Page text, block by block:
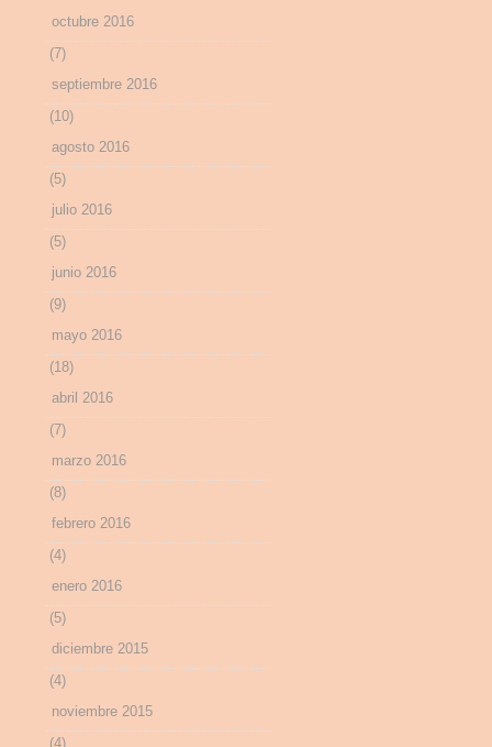
octubre 2016
(7)
septiembre 2016
(10)
agosto 2016
(5)
julio 2016
(5)
junio 2016
(9)
mayo 2016
(18)
abril 2016
(7)
marzo 2016
(8)
febrero 2016
(4)
enero 2016
(5)
diciembre 2015
(4)
noviembre 2015
(4)